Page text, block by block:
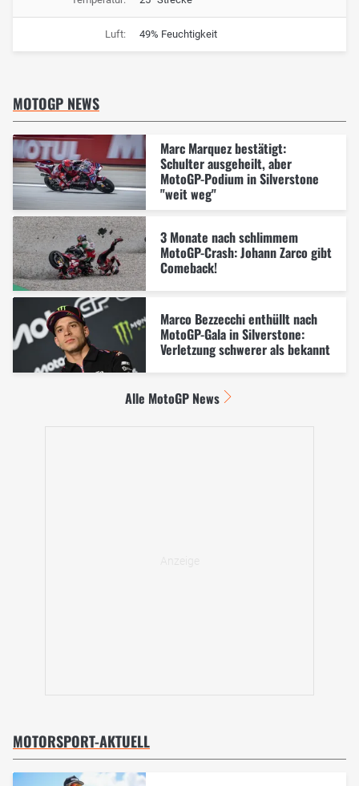
Luft: 49% Feuchtigkeit
MOTOGP NEWS
Marc Marquez bestätigt:
Schulter ausgeheilt, aber
MotoGP-Podium in Silverstone
"weit weg"
3 Monate nach schlimmem
MotoGP-Crash: Johann Zarco gibt
Comeback!
Marco Bezzecchi enthüllt nach
MotoGP-Gala in Silverstone:
Verletzung schwerer als bekannt
Alle MotoGP News
MOTORSPORT-AKTUELL